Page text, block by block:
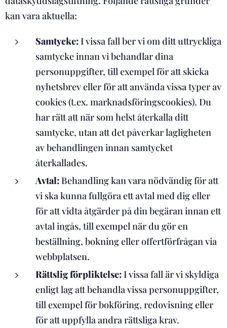
kan vara aktuella:
Samtycke:I vissa fall ber vi om ditt uttryckliga
samtycke innan vi behandlar dina
personuppgifter, till exempel för att skicka
nyhetsbrev eller för att använda vissa typer av
cookies (t.ex. marknadsföringscookies). Du
har rätt att när som helst återkalla ditt
samtycke, utan att det påverkar lagligheten
av behandlingen innan samtycket
återkallades.
Avtal:Behandling kan vara nödvändig för att
vi ska kunna fullgöra ett avtal med dig eller
för att vidta åtgärder på din begäran innan ett
avtal ingås, till exempel när du gör en
beställning, bokning eller offertförfrågan via
webbplatsen.
Rättslig förpliktelse:I vissa fall är vi skyldiga
enligt lag att behandla vissa personuppgifter,
till exempel för bokföring, redovisning eller
för att uppfylla andra rättsliga krav.